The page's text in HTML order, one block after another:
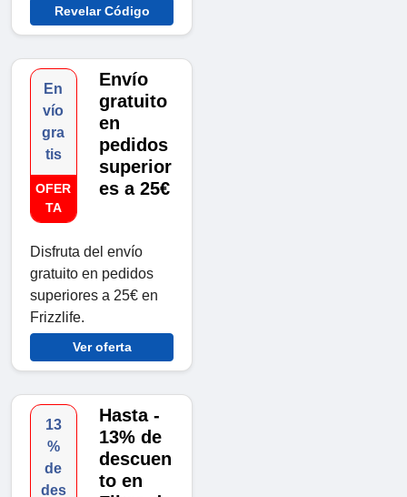
Revelar Código
En
vío
gra
tis
OFER
TA
Envío
gratuito
en
pedidos
superior
es a 25€
Disfruta del envío
gratuito en pedidos
superiores a 25€ en
Frizzlife.
Ver oferta
13
%
de
des
Hasta -
13% de
descuen
to en